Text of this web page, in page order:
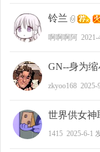
铃兰
啊啊啊阿 2021-
GN--身为
zkyoo168 2025-
世界供女神
1415 2025-6-1